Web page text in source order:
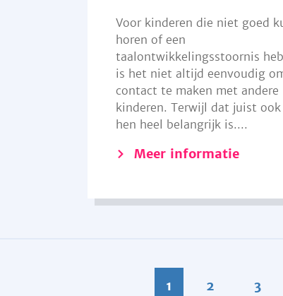
Voor kinderen die niet goed
horen of een
taalontwikkelingsstoornis
is het niet altijd eenvoudig
contact te maken met andere
kinderen. Terwijl dat juist
hen heel belangrijk is....
Meer informatie
1 2 3